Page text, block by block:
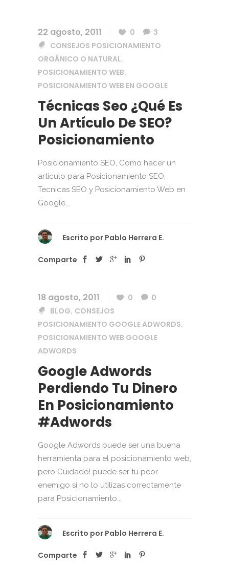
22 agosto, 2011 0
3
CONSEJOS POSICIONAMIENTO
ORGÁNICO O NATURAL,
POSICIONAMIENTO WEB,
POSICIONAMIENTO WEB EN GOOGLE
Técnicas Seo ¿Qué Es
Un Artículo De SEO?
Posicionamiento
Posicionamiento SEO, Como hacer un
artículo para Posicionamiento SEO,
Tecnicas SEO y Posicionamiento Web en
Google...
Escrito por Pablo Herrera E.
Comparte
18 agosto, 2011 0
0
BLOG, CONSEJOS
POSICIONAMIENTO GOOGLE ADWORDS,
POSICIONAMIENTO WEB GOOGLE
ADWORDS
Google Adwords
Perdiendo Tu Dinero
En Posicionamiento
#Adwords
Google Adwords puede ser una buena
herramienta para el posicionamiento web,
pero Cuidado! puede ser tu peor
enemigo si no lo utilizas correctamente
para Posicionamiento...
Escrito por Pablo Herrera E.
Comparte